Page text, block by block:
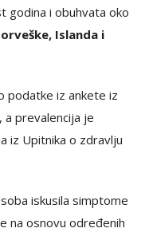
godina i obuhvata oko
Islanda i
podatke iz ankete iz
prevalencija je
iz Upitnika o zdravlju
iskusila simptome
na osnovu određenih